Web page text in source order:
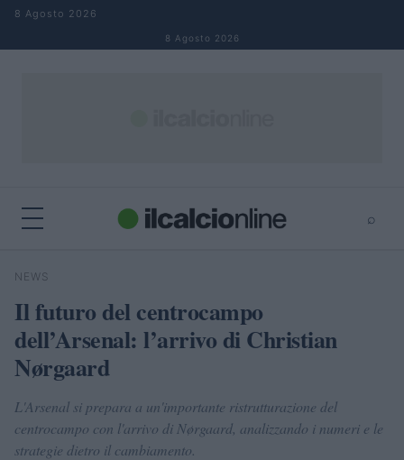
Salta al contenuto
8 Agosto 2026
8 Agosto 2026
⌕
Cerca
NEWS
Il futuro del centrocampo
dell’Arsenal: l’arrivo di Christian
Nørgaard
L'Arsenal si prepara a un'importante ristrutturazione del
centrocampo con l'arrivo di Nørgaard, analizzando i numeri e le
strategie dietro il cambiamento.